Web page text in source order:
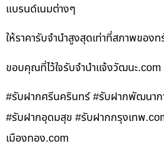
แบรนด์เนมต่างๆ
ให้ราคารับจำนำสูงสุดเท่าที่สภาพของ
ขอบคุณที่ไว้ใจรับจำนำแจ้งวัฒนะ.com
#รับฝากศรีนครินทร์ #รับฝากพัฒนาก
#รับฝากอุดมสุข #รับฝากกรุงเทพ
เมืองทอง.com